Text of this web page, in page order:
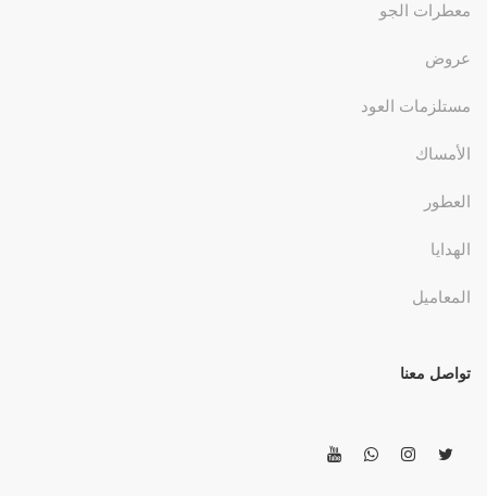
معطرات الجو
عروض
مستلزمات العود
الأمساك
العطور
الهدايا
المعاميل
تواصل معنا